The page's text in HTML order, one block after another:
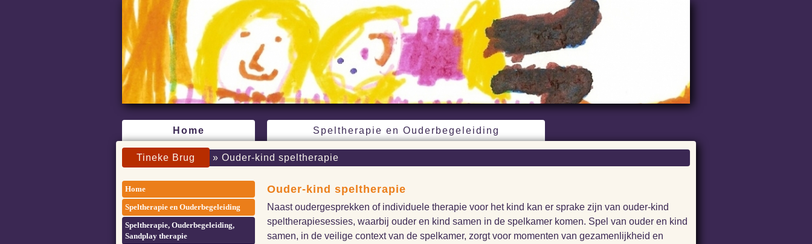
Home Speltherapie en Ouderbegeleiding
Tineke Brug » Ouder-kind speltherapie
Home
Speltherapie en Ouderbegeleiding
Speltherapie, Ouderbegeleiding,
Sandplay therapie
Ouder-kind speltherapie
Naast oudergesprekken of individuele therapie voor het kind kan er sprake zijn van ouder-kind
speltherapiesessies, waarbij ouder en kind samen in de spelkamer komen. Spel van ouder en kind
samen, in de veilige context van de spelkamer, zorgt voor momenten van gezamenlijkheid en